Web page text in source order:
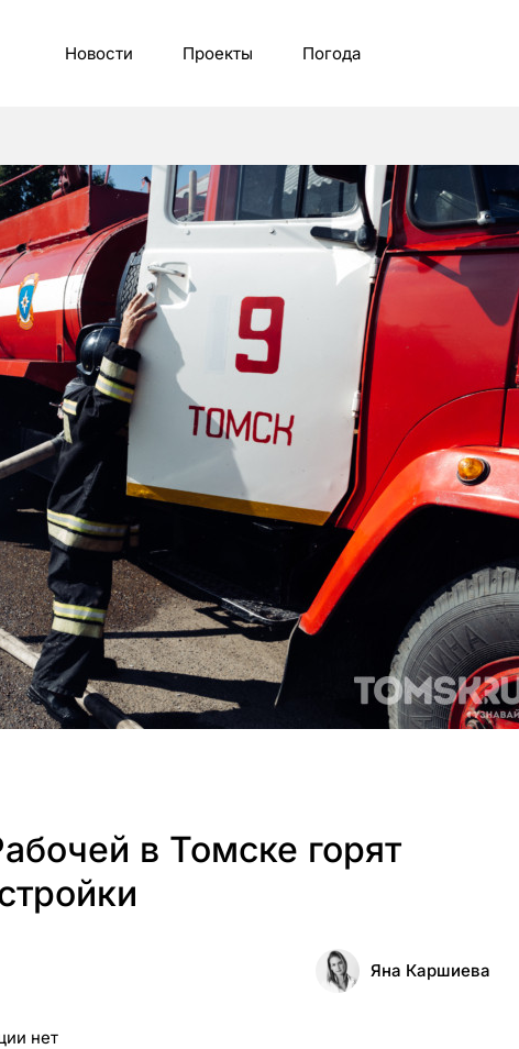
Новости Проекты Погода
в Томске горят
Яна Каршиева
нет